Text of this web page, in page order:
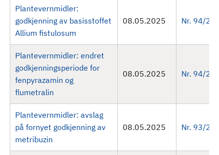
Plantevernmidler:
godkjenning av basisstoffet
Allium fistulosum
08.05.2025 Nr. 94/
Plantevernmidler: endret
godkjenningsperiode for
fenpyrazamin og
flumetralin
08.05.2025 Nr. 94/
Plantevernmidler: avslag
på fornyet godkjenning av
metribuzin
08.05.2025 Nr. 93/